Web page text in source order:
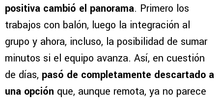
positiva cambió el panorama. Primero los
trabajos con balón, luego la integración al
grupo y ahora, incluso, la posibilidad de sumar
minutos si el equipo avanza. Así, en cuestión
de días, pasó de completamente descartado a
una opción que, aunque remota, ya no parece